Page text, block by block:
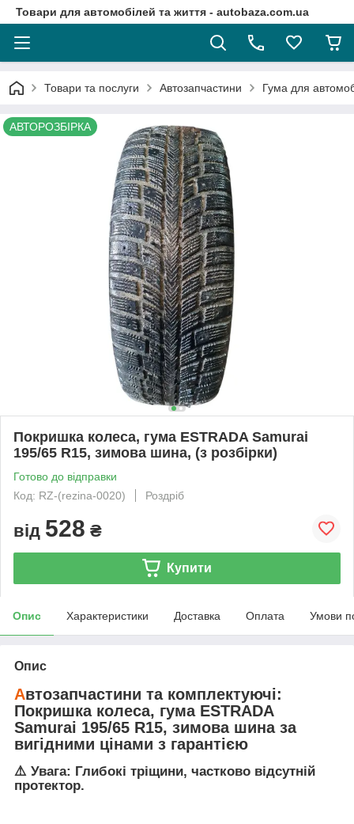
Товари для автомобілей та життя - autobaza.com.ua
Товари та послуги Автозапчастини Гума для
АВТОРОЗБІРКА
Покришка колеса, гума ESTRADA Samurai
195/65 R15, зимова шина, (з розбірки)
Готово до відправки
Код: RZ-(rezina-0020)
Роздріб
від 528 ₴
Купити
Опис Характеристики Доставка Оплата Умови
Опис
Автозапчастини та комплектуючі:
Покришка колеса, гума ESTRADA
Samurai 195/65 R15, зимова шиназа
вигідними цінами з гарантією
⚠️ Увага: Глибокі тріщини, частково відсутній
протектор.